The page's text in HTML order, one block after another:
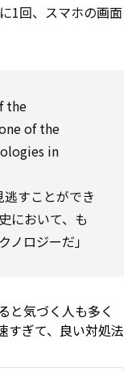
1回、スマホの画面
the
of the
in
逃すことができ
において、も
ノロジーだ」
と気づく人も多く
すぎて、良い対処法